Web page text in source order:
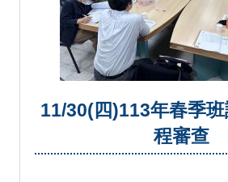
11/30(四)113年春季
程審查